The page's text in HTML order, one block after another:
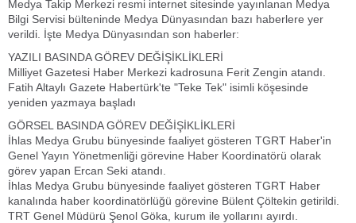
Medya Takip Merkezi resmi internet sitesinde yayınlanan Medya
Bilgi Servisi bülteninde Medya Dünyasından bazı haberlere yer
verildi. İşte Medya Dünyasından son haberler:
YAZILI BASINDA GÖREV DEĞİŞİKLİKLERİ
Milliyet Gazetesi Haber Merkezi kadrosuna Ferit Zengin atandı.
Fatih Altaylı Gazete Habertürk'te "Teke Tek" isimli köşesinde
yeniden yazmaya başladı
GÖRSEL BASINDA GÖREV DEĞİŞİKLİKLERİ
İhlas Medya Grubu bünyesinde faaliyet gösteren TGRT Haber'in
Genel Yayın Yönetmenliği görevine Haber Koordinatörü olarak
görev yapan Ercan Seki atandı.
İhlas Medya Grubu bünyesinde faaliyet gösteren TGRT Haber
kanalında haber koordinatörlüğü görevine Bülent Çöltekin getirildi.
TRT Genel Müdürü Şenol Göka, kurum ile yollarını ayırdı.